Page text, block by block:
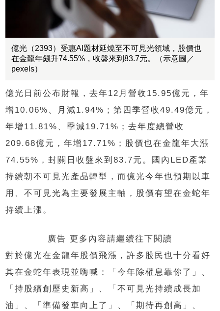
億光（2393）受惠AI題材延燒至不可見光領域，股價也
在金龍年飆升74.55%，收盤來到83.7元。（示意圖／
pexels）
億光日前公布財報，去年12月營收15.95億元，年
增10.06%、月減1.94%；第四季營收49.49億元，
年增11.81%、季減19.71%；去年度總營收
209.68億元，年增17.71%；股價也在金龍年大漲
74.55%，封關日收盤來到83.7元。國內LED產業
持續朝不可見光產品轉型，而億光今年也預期以車
用、不可見光為主要發展主軸，股價有望在金蛇年
持續上漲。
廣告 更多內容請繼續往下閱讀
對於億光在金龍年股價飛漲，許多股民也十分看好
其在金蛇年表現並嗨喊：「今年除權息靠你了」、
「持股續創歷史新高」、「不可見光持續成長加
油」、「準備發車向上了」、「期待再創高」、